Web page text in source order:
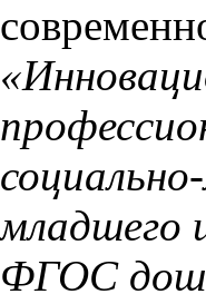
п
младшего
ФГОС